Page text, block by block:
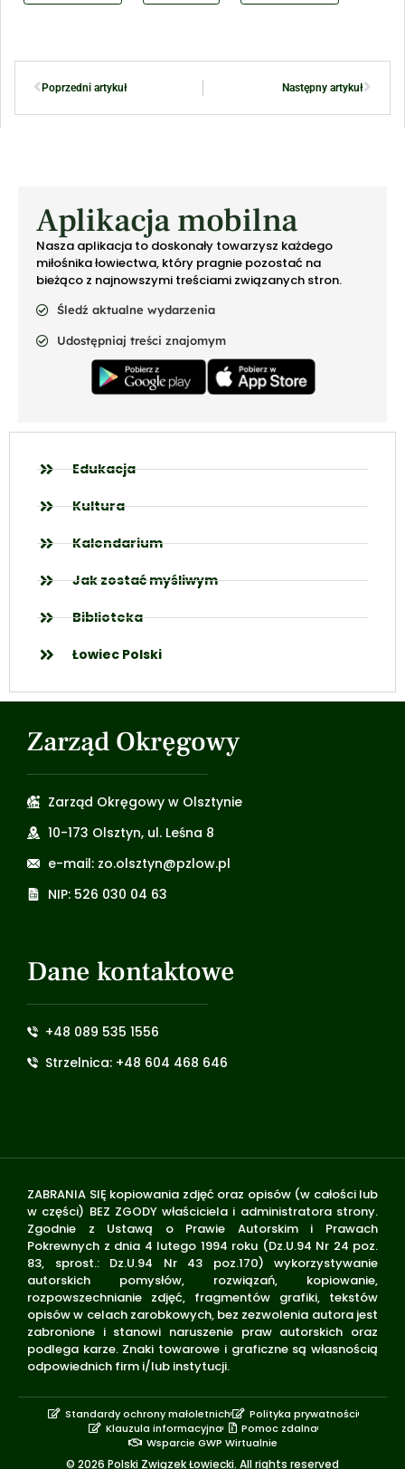
Poprzedni artykuł Następny artykuł
Aplikacja mobilna
Nasza aplikacja to doskonały towarzysz każdego
miłośnika łowiectwa, który pragnie pozostać na
bieżąco z najnowszymi treściami związanych stron.
Śledź aktualne wydarzenia
Udostępniaj treści znajomym
Edukacja
Kultura
Kalendarium
Jak zostać myśliwym
Biblioteka
Łowiec Polski
Zarząd Okręgowy
Zarząd Okręgowy w Olsztynie
10-173 Olsztyn, ul. Leśna 8
e-mail: zo.olsztyn@pzlow.pl
NIP: 526 030 04 63
Dane kontaktowe
+48 089 535 1556
Strzelnica: +48 604 468 646
ZABRANIA SIĘ kopiowania zdjęć oraz opisów (w całości lub
w części) BEZ ZGODY właściciela i administratora strony.
Zgodnie z Ustawą o Prawie Autorskim i Prawach
Pokrewnych z dnia 4 lutego 1994 roku (Dz.U.94 Nr 24 poz.
83, sprost.: Dz.U.94 Nr 43 poz.170) wykorzystywanie
autorskich pomysłów, rozwiązań, kopiowanie,
rozpowszechnianie zdjęć, fragmentów grafiki, tekstów
opisów w celach zarobkowych, bez zezwolenia autora jest
zabronione i stanowi naruszenie praw autorskich oraz
podlega karze. Znaki towarowe i graficzne są własnością
odpowiednich firm i/lub instytucji.
© 2026 Polski Związek Łowiecki. All rights reserved
Standardy ochrony małoletnich
Polityka prywatności
Klauzula informacyjna
Pomoc zdalna
Wsparcie GWP Wirtualnie